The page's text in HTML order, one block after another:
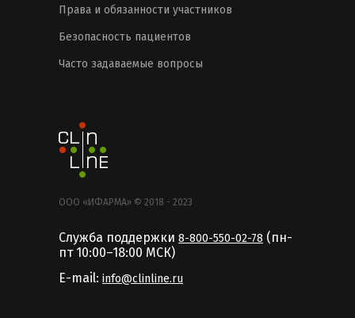
Права и обязанности участников
Безопасность пациентов
Часто задаваемые вопросы
ООО «ИФАРМА» © 2018 - 2023
Служба поддержки 8-800-550-02-78 (пн-
пт 10:00–18:00 MCК)
E-mail: info@clinline.ru